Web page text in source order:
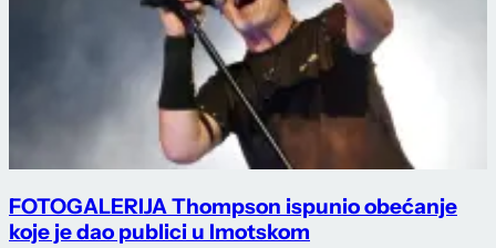
FOTOGALERIJA Thompson ispunio obećanje
koje je dao publici u Imotskom